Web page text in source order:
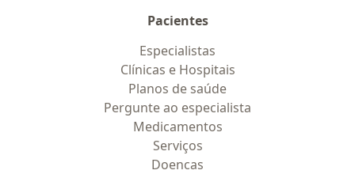
Pacientes
Especialistas
Clínicas e Hospitais
Planos de saúde
Pergunte ao especialista
Medicamentos
Serviços
Doencas